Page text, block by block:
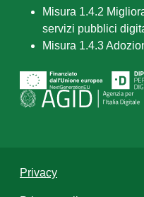
Misura 1.4.2
servizi pubblici
Misura 1.4.3
Privacy